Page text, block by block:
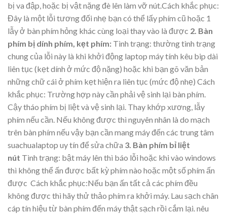
bị va đập, hoặc bị vật nặng đè lên làm vỡ nút.Cách khắc phục:
Đây là một lỗi tương đối nhẹ bạn có thể lấy phím cũ hoặc 1
lẫy ở bàn phím hỏng khác cùng loại thay vào là được 2. Bàn
phím bị dính phím, kẹt phím: Tình trạng: thường tình trạng
chung của lỗi này là khi khởi động laptop máy tính kêu bip dài
liên tục (kẹt dính ở mức độ nặng) hoặc khi bạn gõ văn bản
những chữ cái ở phím kẹt hiện ra liên tục (mức độ nhẹ) Cách
khắc phục: Trường hợp này cần phải vệ sinh lại bàn phím.
Cậy tháo phím bị liệt và vệ sinh lại. Thay khớp xương, lẫy
phím nếu cần. Nếu không được thì nguyên nhân là do mạch
trên bàn phím nếu vậy bạn cần mang máy đến các trung tâm
suachualaptop uy tín để sửa chữa 3. Bàn phím bỉ liệt
nút Tình trạng: bật máy lên thì báo lỗi hoặc khi vào windows
thì không thể ấn được bất kỳ phím nào hoặc một số phím ấn
được Cách khắc phục:Nếu bạn ấn tất cả các phím đều
không được thì hãy thử thảo phím ra khởi máy. Lau sạch chân
cáp tín hiệu từ bàn phím đến máy thật sạch rồi cắm lại. nêu